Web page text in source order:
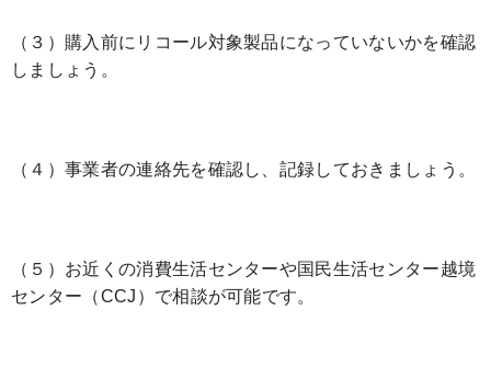
（３）購入前にリコール対象製品になっていないかを確認
しましょう。
（４）事業者の連絡先を確認し、記録しておきましょう。
（５）お近くの消費生活センターや国民生活センター越境
センター（CCJ）で相談が可能です。